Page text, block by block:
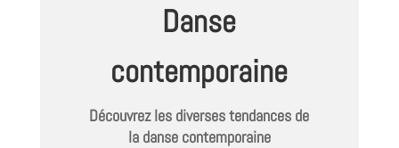
Danse
contemporaine
Découvrez les diverses tendances de
la danse contemporaine